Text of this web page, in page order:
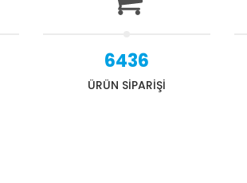
6436
ÜRÜN SİPARİŞİ